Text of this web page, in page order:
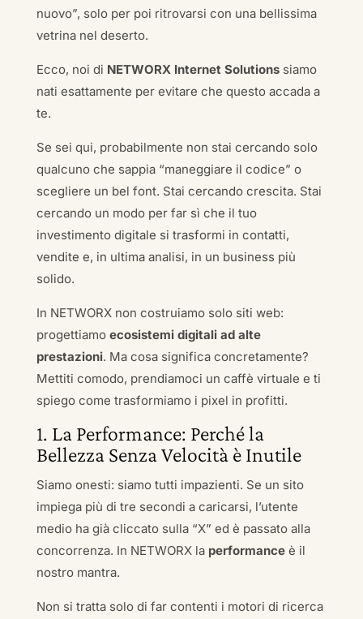
nuovo”, solo per poi ritrovarsi con una bellissima
vetrina nel deserto.
Ecco, noi di NETWORX Internet Solutionssiamo
nati esattamente per evitare che questo accada a
te.
Se sei qui, probabilmente non stai cercando solo
qualcuno che sappia “maneggiare il codice” o
scegliere un bel font. Stai cercando crescita. Stai
cercando un modo per far sì che il tuo
investimento digitale si trasformi in contatti,
vendite e, in ultima analisi, in un business più
solido.
In NETWORX non costruiamo solo siti web:
progettiamo ecosistemi digitali ad alte
prestazioni. Ma cosa significa concretamente?
Mettiti comodo, prendiamoci un caffè virtuale e ti
spiego come trasformiamo i pixel in profitti.
1. La Performance: Perché la
Bellezza Senza Velocità è Inutile
Siamo onesti: siamo tutti impazienti. Se un sito
impiega più di tre secondi a caricarsi, l’utente
medio ha già cliccato sulla “X” ed è passato alla
concorrenza. In NETWORX la performanceè il
nostro mantra.
Non si tratta solo di far contenti i motori di ricerca